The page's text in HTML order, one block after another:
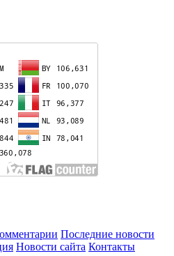
Последние новости
Новости сайта Контакты